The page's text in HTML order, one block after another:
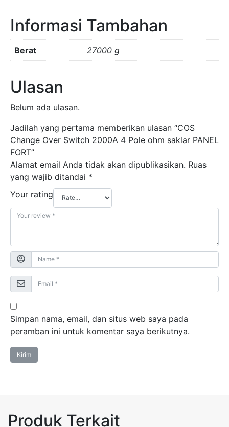
PANEL
FORT
Informasi Tambahan
Berat 27000 g
Ulasan
Belum ada ulasan.
Jadilah yang pertama memberikan ulasan “COS
Change Over Switch 2000A 4 Pole ohm saklar PANEL
FORT”
Alamat email Anda tidak akan dipublikasikan. Ruas
yang wajib ditandai *
Your rating
Simpan nama, email, dan situs web saya pada
peramban ini untuk komentar saya berikutnya.
Produk Terkait